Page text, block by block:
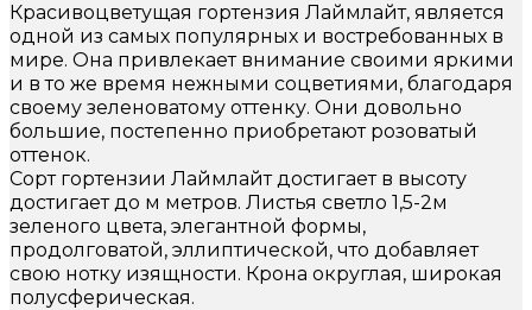
Красивоцветущая гортензия Лаймлайт, является
одной из самых популярных и востребованных в
мире. Она привлекает внимание своими яркими
и в то же время нежными соцветиями, благодаря
своему зеленоватому оттенку. Они довольно
большие, постепенно приобретают розоватый
оттенок.
Сорт гортензии Лаймлайт достигает в высоту
достигает до м метров. Листья светло 1,5-2м
зеленого цвета, элегантной формы,
продолговатой, эллиптической, что добавляет
свою нотку изящности. Крона округлая, широкая
полусферическая.